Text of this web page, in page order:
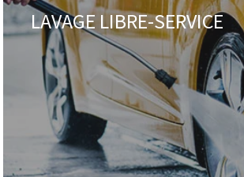
LAVAGE LIBRE-SERVICE